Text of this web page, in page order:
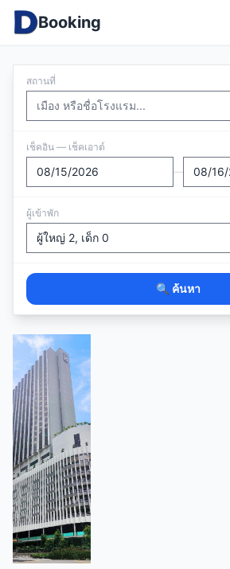
Booking
สถานที่
เช็คอิน — เช็คเอาต์
—
ผู้เข้าพัก
🔍 ค้นหา